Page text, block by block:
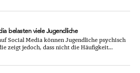
belasten viele Jugendliche
Social Media können Jugendliche psychisch
zeigt jedoch, dass nicht die Häufigkeit...